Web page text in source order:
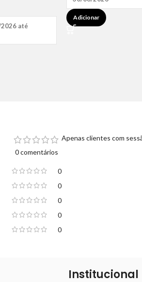
até
Adicionar
0 comentários
0
0
0
0
0
Apenas clientes com
Institucional